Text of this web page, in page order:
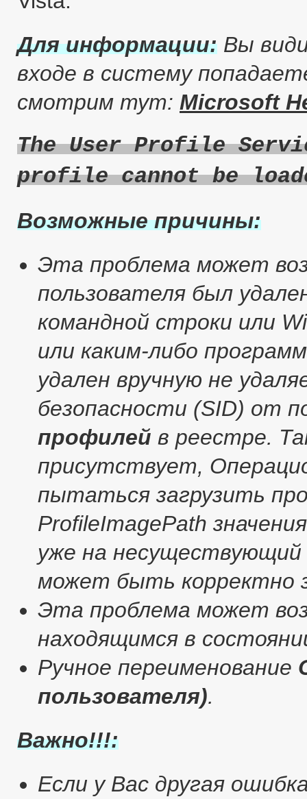
Для информации: Вы
входе в систему
смотрим тут: Microsoft
The User Profile
profile cannot be
Возможные причины:
Эта проблема может
пользователя был
командной строки или
или каким-либо
удален вручную не
безопасности (SID) от
профилей в реестре.
присутствует,
пытаться загрузить
ProfileImagePath
уже на
может быть корректно
Эта проблема может
находящимся в
Ручное переименование
пользователя).
Важно!!!:
Если у Вас другая